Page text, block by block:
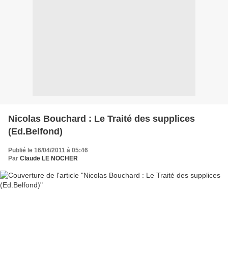
Nicolas Bouchard : Le Traité des supplices
(Ed.Belfond)
Publié le 16/04/2011 à 05:46
Par Claude LE NOCHER